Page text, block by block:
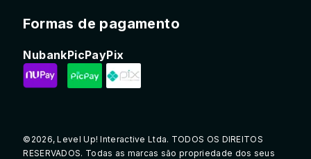
Formas de pagamento
NubankPicPayPix
©2026, Level Up! Interactive Ltda. TODOS OS DIREITOS
RESERVADOS. Todas as marcas são propriedade dos seus